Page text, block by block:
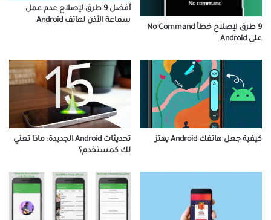
9 طرق لإصلاح خطأ No Command
على Android
أفضل 9 طرق لإصلاح عدم عمل
سماعة الأذن لهاتف Android
كيفية جعل هاتفك Android يهتز
تحديثات Android الجديدة: ماذا تعني
لك كمستخدم؟